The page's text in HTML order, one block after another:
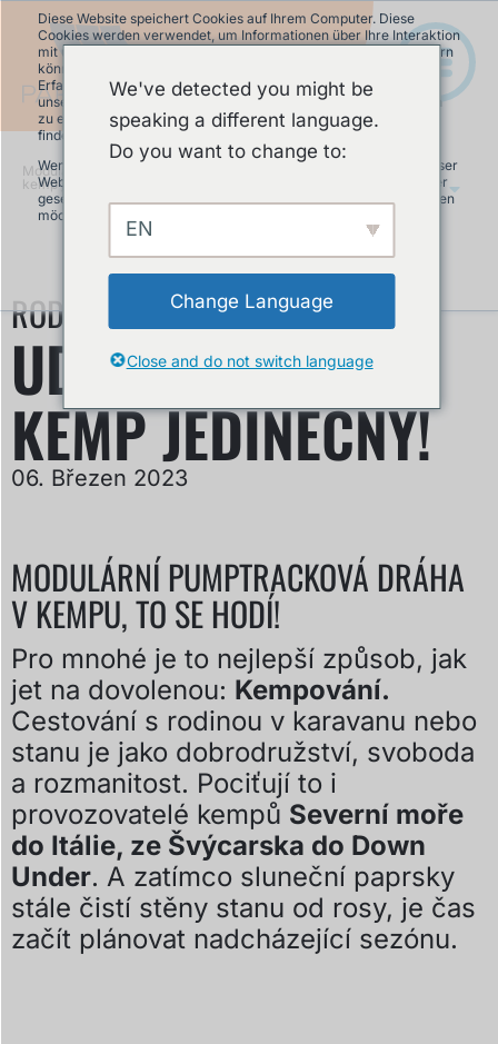
Diese Website speichert Cookies auf Ihrem Computer. Diese
Cookies werden verwendet, um Informationen über Ihre Interaktion
mit unserer Website zu erfassen und damit wir uns an Sie erinnern
können. Wir nutzen diese Informationen, um Ihre Website-
Erfahrung zu optimieren und um Analysen und Kennzahlen über
unsere Besucher auf dieser Website und anderen Medien-Seiten
zu erstellen. Mehr Infos über die von uns eingesetzten Cookies
finden Sie in unserer Datenschutzrichtlinie.
Wenn Sie ablehnen, werden Ihre Informationen beim Besuch dieser
Website nicht erfasst. Ein einzelnes Cookie wird in Ihrem Browser
gesetzt, um daran zu erinnern, dass Sie nicht nachverfolgt werden
möchten.
Modulární pumptrack
kemp jedinečný!
RODINNÁ ATRAKCE NA DOVOLENÉ
UDĚLEJTE SVŮJ
KEMP JEDINEČNÝ!
06. Březen 2023
MODULÁRNÍ PUMPTRACKOVÁ DRÁHA
V KEMPU, TO SE HODÍ!
Pro mnohé je to nejlepší způsob, jak
jet na dovolenou: Kempování.
Cestování s rodinou v karavanu nebo
stanu je jako dobrodružství, svoboda
a rozmanitost. Pociťují to i
provozovatelé kempů Severní moře
do Itálie, ze Švýcarska do Down
Under. A zatímco sluneční paprsky
stále čistí stěny stanu od rosy, je čas
začít plánovat nadcházející sezónu.
We've detected you might be
speaking a different language.
Do you want to change to:
EN
Change Language
Close and do not switch language